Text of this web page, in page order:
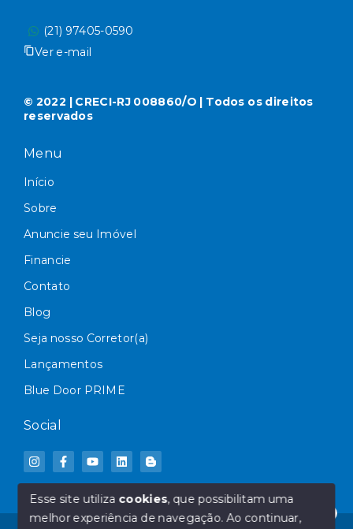
(21) 97405-0590
Ver e-mail
© 2022 | CRECI-RJ 008860/O | Todos os direitos
reservados
Menu
Início
Sobre
Anuncie seu Imóvel
Financie
Contato
Blog
Seja nosso Corretor(a)
Lançamentos
Blue Door PRIME
Social
Esse site utiliza cookies, que possibilitam uma
melhor experiência de navegação.Ao continuar,